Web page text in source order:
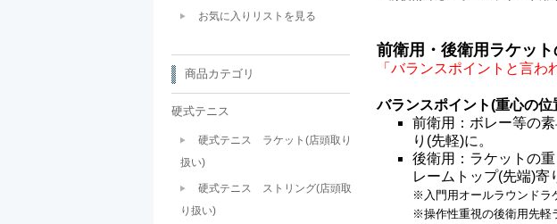
前衛用・後衛用ラケッ
「バランスポイントと言わ
バランスポイント(重心の位
前衛用：ボレー等の
り(先軽)に。
後衛用：ラケットの
レームトップ(先端)寄
※入門用オールラウンドラ
※操作性重視の後衛用先軽
お気に入りリストを見る
商品カテゴリ
硬式テニス
硬式テニス ラケット(店頭取り
扱い)
硬式テニス ストリング(店頭取
り扱い)